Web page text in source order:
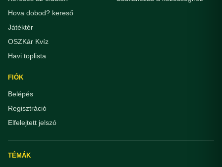
Hova dobod? kereső
Játéktér
OSZKár Kvíz
Havi toplista
FIÓK
Belépés
Regisztráció
Elfelejtett jelszó
TÉMÁK